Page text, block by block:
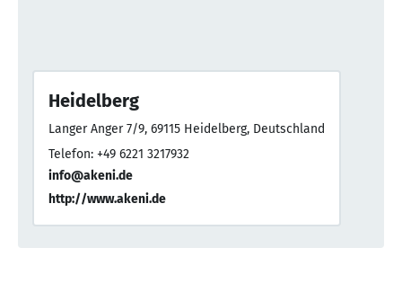
Heidelberg
Langer Anger 7/9, 69115 Heidelberg, Deutschland
Telefon: +49 6221 3217932
info@akeni.de
http://www.akeni.de